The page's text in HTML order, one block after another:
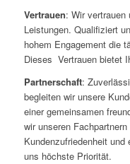
Vertrauen: Wir vertrauen
Leistungen. Qualifiziert
hohem Engagement die
Dieses Vertrauen bietet
Partnerschaft:
begleiten wir unsere
einer gemeinsamen
wir unseren
Kundenzufriedenheit
uns höchste Priorität.